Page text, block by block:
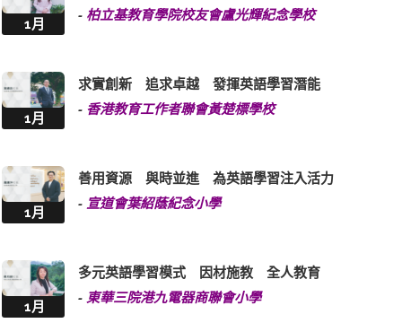
1月
- 柏立基教育學院校友會盧光輝紀念學校
1月
求實創新 追求卓越 發揮英語學習潛能
- 香港教育工作者聯會黃楚標學校
1月
善用資源 與時並進 為英語學習注入活力
- 宣道會葉紹蔭紀念小學
1月
多元英語學習模式 因材施教 全人教育
- 東華三院港九電器商聯會小學